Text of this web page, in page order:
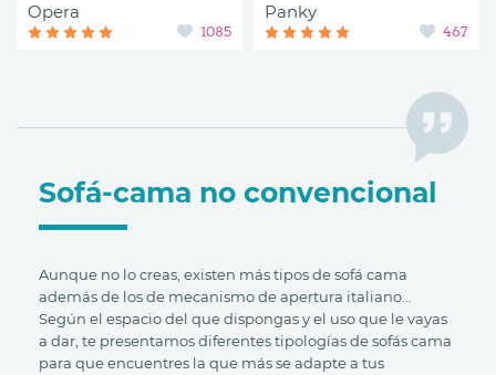
Sofá-cama no convencional
Aunque no lo creas, existen más tipos de sofá cama
además de los de mecanismo de apertura italiano…
Según el espacio del que dispongas y el uso que le vayas
a dar, te presentamos diferentes tipologías de sofás cama
para que encuentres la que más se adapte a tus
Opera
1085
Panky
467